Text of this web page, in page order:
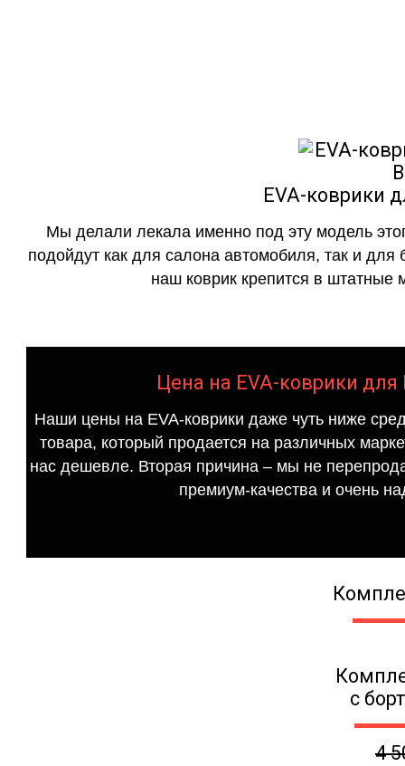
EVA-коврики
Мы делали лекала именно под эту модель
подойдут как для салона автомобиля, так и для
наш коврик крепится в штатные
Цена на EVA-коврики для
Наши цены на EVA-коврики даже чуть ниже
товара, который продается на различных
нас дешевле. Вторая причина – мы не
премиум-качества и очень
с
4